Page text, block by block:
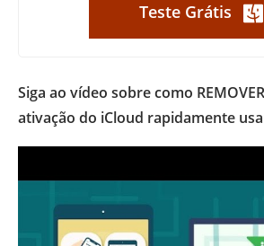
Teste Grátis
Siga ao vídeo sobre como
ativação do iCloud rapidamente